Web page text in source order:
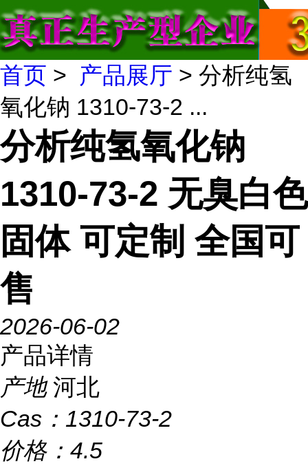
首页 > 产品展厅 > 分析纯氢
氧化钠 1310-73-2 ...
分析纯氢氧化钠
1310-73-2 无臭白色
固体 可定制 全国可
售
2026-06-02
产品详情
产地 河北
Cas： 1310-73-2
价格： 4.5